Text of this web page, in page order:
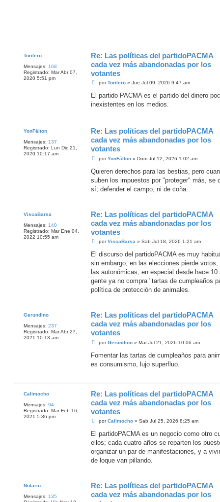
Torilero
Mensajes: 168
Registrado: Mar Abr 07,
2020 5:51 pm
Re: Las políticas del partidoPACMA
cada vez más abandonadas por los
votantes
M
n
s
a
porTorilero» Jue Jul 09, 2026 9:47 am
El partido PACMA es el partido del dinero
inexistentes en los medios.
YonFálton
Mensajes: 137
Registrado: Lun Dic 21,
2020 10:17 am
Re: Las políticas del partidoPACMA
cada vez más abandonadas por los
votantes
M
n
a
j
e
porYonFálton» Dom Jul 12, 2026 1:02 am
Quieren derechos para las bestias, pero
suben los impuestos por "proteger" más, se
sí; defender el campo, ni de coña.
ViscaBarsa
Mensajes: 140
Registrado: Mar Ene 04,
2022 10:55 am
Re: Las políticas del partidoPACMA
cada vez más abandonadas por los
votantes
M
n
a
j
porViscaBarsa » Sab Jul 18, 2026 1:21 am
El discurso del partidoPACMA es muy
sin embargo, en las elecciones pierde
las autonómicas, en especial desde hace
gente ya no compra "tartas de cumpleaños
política de protección de animales.
Gerundino
Mensajes: 237
Registrado: Mar Abr 27,
2021 10:13 am
Re: Las políticas del partidoPACMA
cada vez más abandonadas por los
votantes
M
n
a
porGerundino» Mar Jul 21, 2026 10:06 am
Fomentar las tartas de cumpleaños para
es consumismo, lujo superfluo.
Calimocho
Mensajes: 94
Registrado: Mar Feb 16,
2021 5:36 pm
Re: Las políticas del partidoPACMA
cada vez más abandonadas por los
votantes
M
n
s
a
j
e
porCalimocho» Sab Jul 25, 2026 8:25 am
El partidoPACMA es un negocio como otro
ellos; cada cuatro años se reparten los
organizar un par de manifestaciones, y a
de loque van pillando.
Notario
Mensajes: 135
Re: Las políticas del partidoPACMA
cada vez más abandonadas por los